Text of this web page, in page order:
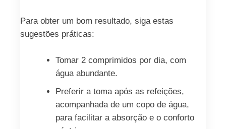
Para obter um bom resultado, siga estas
sugestões práticas:
Tomar 2 comprimidos por dia, com
água abundante.
Preferir a toma após as refeições,
acompanhada de um copo de água,
para facilitar a absorção e o conforto